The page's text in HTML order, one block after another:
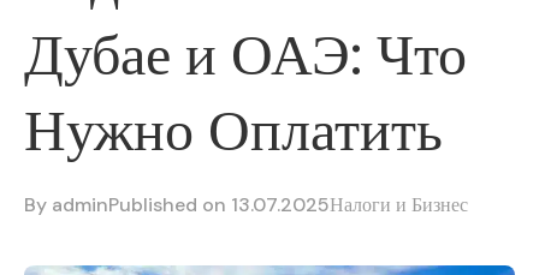
Дубае и ОАЭ: Что
Нужно Оплатить
By adminPublished on 13.07.2025Налоги и Бизнес